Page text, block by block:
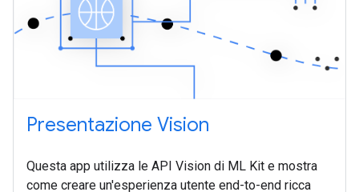
Presentazione Vision
Questa app utilizza le API Vision di ML Kit e mostra
come creare un'esperienza utente end-to-end ricca